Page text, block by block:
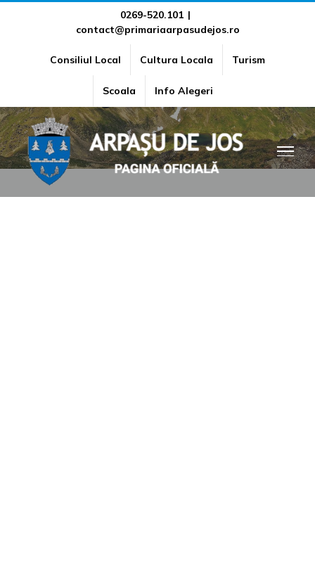
0269-520.101 |
contact@primariaarpasudejos.ro
Consiliul Local Cultura Locala Turism
Scoala Info Alegeri
Declarații de avere și interese
Secretar general